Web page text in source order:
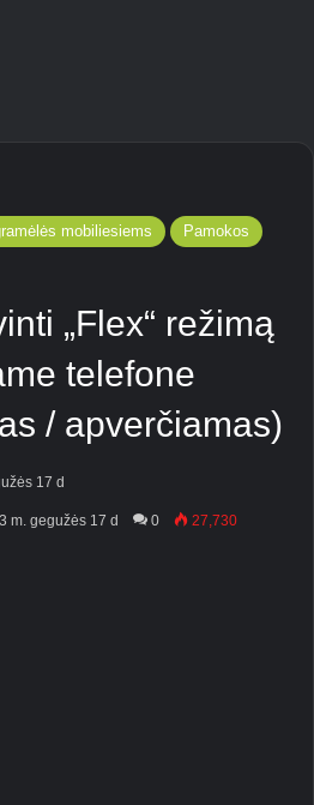
mobiliesiems Pamokos
„Flex“ režimą
telefone
/ apverčiamas)
17 d
m. gegužės 17 d 0 27,730